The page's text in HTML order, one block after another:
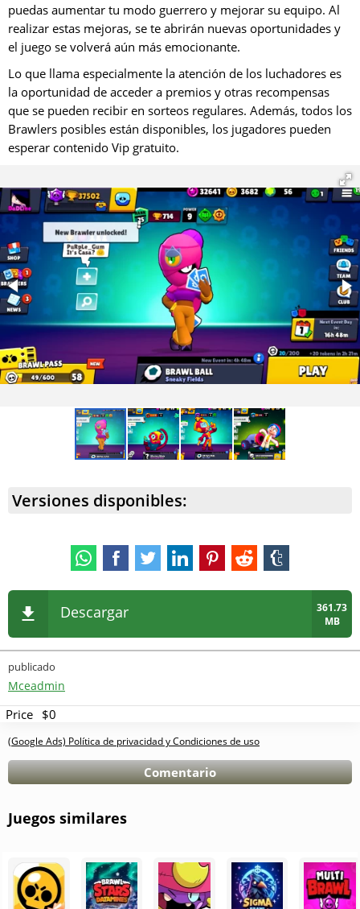
puedas aumentar tu modo guerrero y mejorar su equipo. Al
realizar estas mejoras, se te abrirán nuevas oportunidades y
el juego se volverá aún más emocionante.
Lo que llama especialmente la atención de los luchadores es
la oportunidad de acceder a premios y otras recompensas
que se pueden recibir en sorteos regulares. Además, todos los
Brawlers posibles están disponibles, los jugadores pueden
esperar contenido Vip gratuito.
Versiones disponibles:
Descargar
361.73
MB
publicado
Mceadmin
Price $0
(Google Ads) Política de privacidad y Condiciones de uso
Comentario
Juegos similares